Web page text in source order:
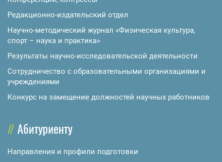
Редакционно-издательский отдел
Научно-методический журнал «Физическая культура,
спорт – наука и практика»
Результаты научно-исследовательской деятельности
Сотрудничество с образовательными организациями и
учреждениями
Конкурс на замещение должностей научных работников
Абитуриенту
Направления и профили подготовки